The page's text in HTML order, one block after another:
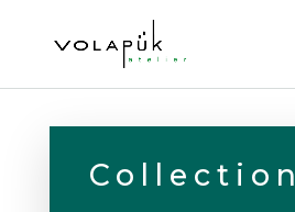
Collection